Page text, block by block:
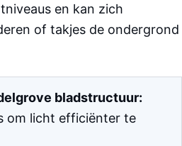
en kan zich
of takjes de ondergrond
bladstructuur:
om licht efficiënter te